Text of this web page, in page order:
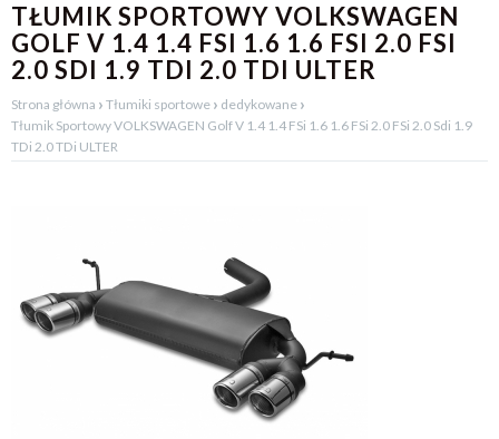
TŁUMIK SPORTOWY VOLKSWAGEN
GOLF V 1.4 1.4 FSI 1.6 1.6 FSI 2.0 FSI
2.0 SDI 1.9 TDI 2.0 TDI ULTER
Strona główna › Tłumiki sportowe › dedykowane ›
Tłumik Sportowy VOLKSWAGEN Golf V 1.4 1.4 FSi 1.6 1.6 FSi 2.0 FSi 2.0 Sdi 1.9
TDi 2.0 TDi ULTER